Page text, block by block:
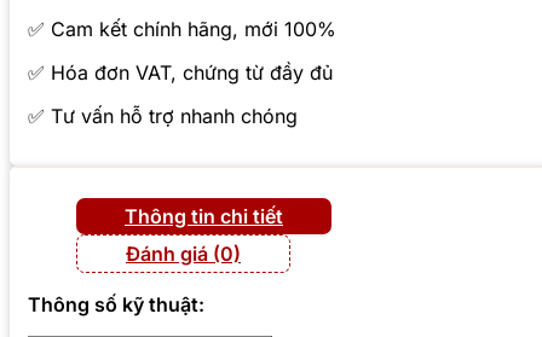
✅ Cam kết chính hãng, mới 100%
✅ Hóa đơn VAT, chứng từ đầy đủ
✅ Tư vấn hỗ trợ nhanh chóng
Thông tin chi tiết
Đánh giá (0)
Thông số kỹ thuật: